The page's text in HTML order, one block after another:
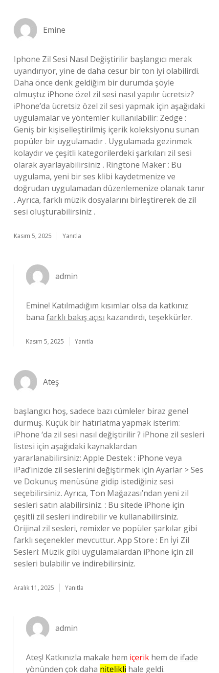
Emine
Iphone Zil Sesi Nasıl Değiştirilir başlangıcı merak
uyandırıyor, yine de daha cesur bir ton iyi olabilirdi.
Daha önce denk geldiğim bir durumda şöyle
olmuştu: iPhone özel zil sesi nasıl yapılır ücretsiz?
iPhone’da ücretsiz özel zil sesi yapmak için aşağıdaki
uygulamalar ve yöntemler kullanılabilir: Zedge :
Geniş bir kişiselleştirilmiş içerik koleksiyonu sunan
popüler bir uygulamadır . Uygulamada gezinmek
kolaydır ve çeşitli kategorilerdeki şarkıları zil sesi
olarak ayarlayabilirsiniz . Ringtone Maker : Bu
uygulama, yeni bir ses klibi kaydetmenize ve
doğrudan uygulamadan düzenlemenize olanak tanır
. Ayrıca, farklı müzik dosyalarını birleştirerek de zil
sesi oluşturabilirsiniz .
Kasım 5, 2025 Yanıtla
admin
Emine! Katılmadığım kısımlar olsa da katkınız
bana farklı bakış açısı kazandırdı, teşekkürler.
Kasım 5, 2025 Yanıtla
Ateş
başlangıcı hoş, sadece bazı cümleler biraz genel
durmuş. Küçük bir hatırlatma yapmak isterim:
iPhone ‘da zil sesi nasıl değiştirilir ? iPhone zil sesleri
listesi için aşağıdaki kaynaklardan
yararlanabilirsiniz: Apple Destek : iPhone veya
iPad’inizde zil seslerini değiştirmek için Ayarlar > Ses
ve Dokunuş menüsüne gidip istediğiniz sesi
seçebilirsiniz. Ayrıca, Ton Mağazası’ndan yeni zil
sesleri satın alabilirsiniz. : Bu sitede iPhone için
çeşitli zil sesleri indirebilir ve kullanabilirsiniz.
Orijinal zil sesleri, remixler ve popüler şarkılar gibi
farklı seçenekler mevcuttur. App Store : En İyi Zil
Sesleri: Müzik gibi uygulamalardan iPhone için zil
sesleri bulabilir ve indirebilirsiniz.
Aralık 11, 2025 Yanıtla
admin
Ateş! Katkınızla makale hem içerik hem de ifade
yönünden çok daha nitelikli hale geldi.